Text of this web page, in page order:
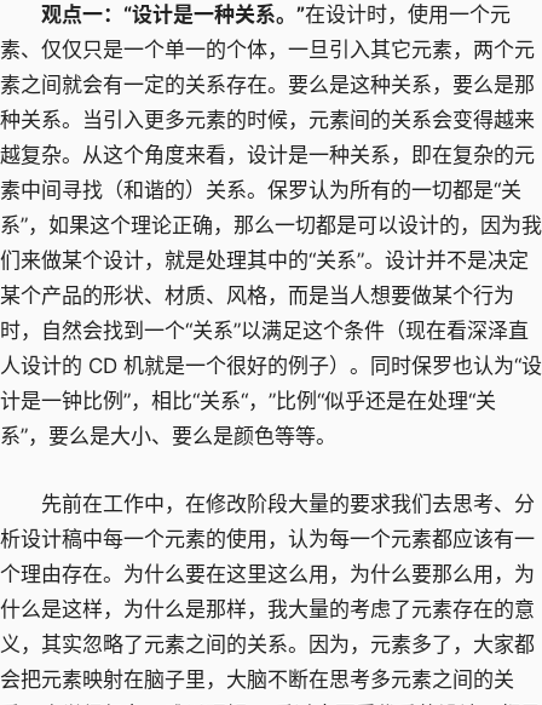
观点一：“设计是一种关系。”在设计时，使用一个元
素、仅仅只是一个单一的个体，一旦引入其它元素，两个元
素之间就会有一定的关系存在。要么是这种关系，要么是那
种关系。当引入更多元素的时候，元素间的关系会变得越来
越复杂。从这个角度来看，设计是一种关系，即在复杂的元
素中间寻找（和谐的）关系。保罗认为所有的一切都是“关
系”，如果这个理论正确，那么一切都是可以设计的，因为我
们来做某个设计，就是处理其中的“关系”。设计并不是决定
某个产品的形状、材质、风格，而是当人想要做某个行为
时，自然会找到一个“关系”以满足这个条件（现在看深泽直
人设计的 CD 机就是一个很好的例子）。同时保罗也认为“设
计是一钟比例”，相比“关系“，”比例“似乎还是在处理“关
系”，要么是大小、要么是颜色等等。
先前在工作中，在修改阶段大量的要求我们去思考、分
析设计稿中每一个元素的使用，认为每一个元素都应该有一
个理由存在。为什么要在这里这么用，为什么要那么用，为
什么是这样，为什么是那样，我大量的考虑了元素存在的意
义，其实忽略了元素之间的关系。因为，元素多了，大家都
会把元素映射在脑子里，大脑不断在思考多元素之间的关